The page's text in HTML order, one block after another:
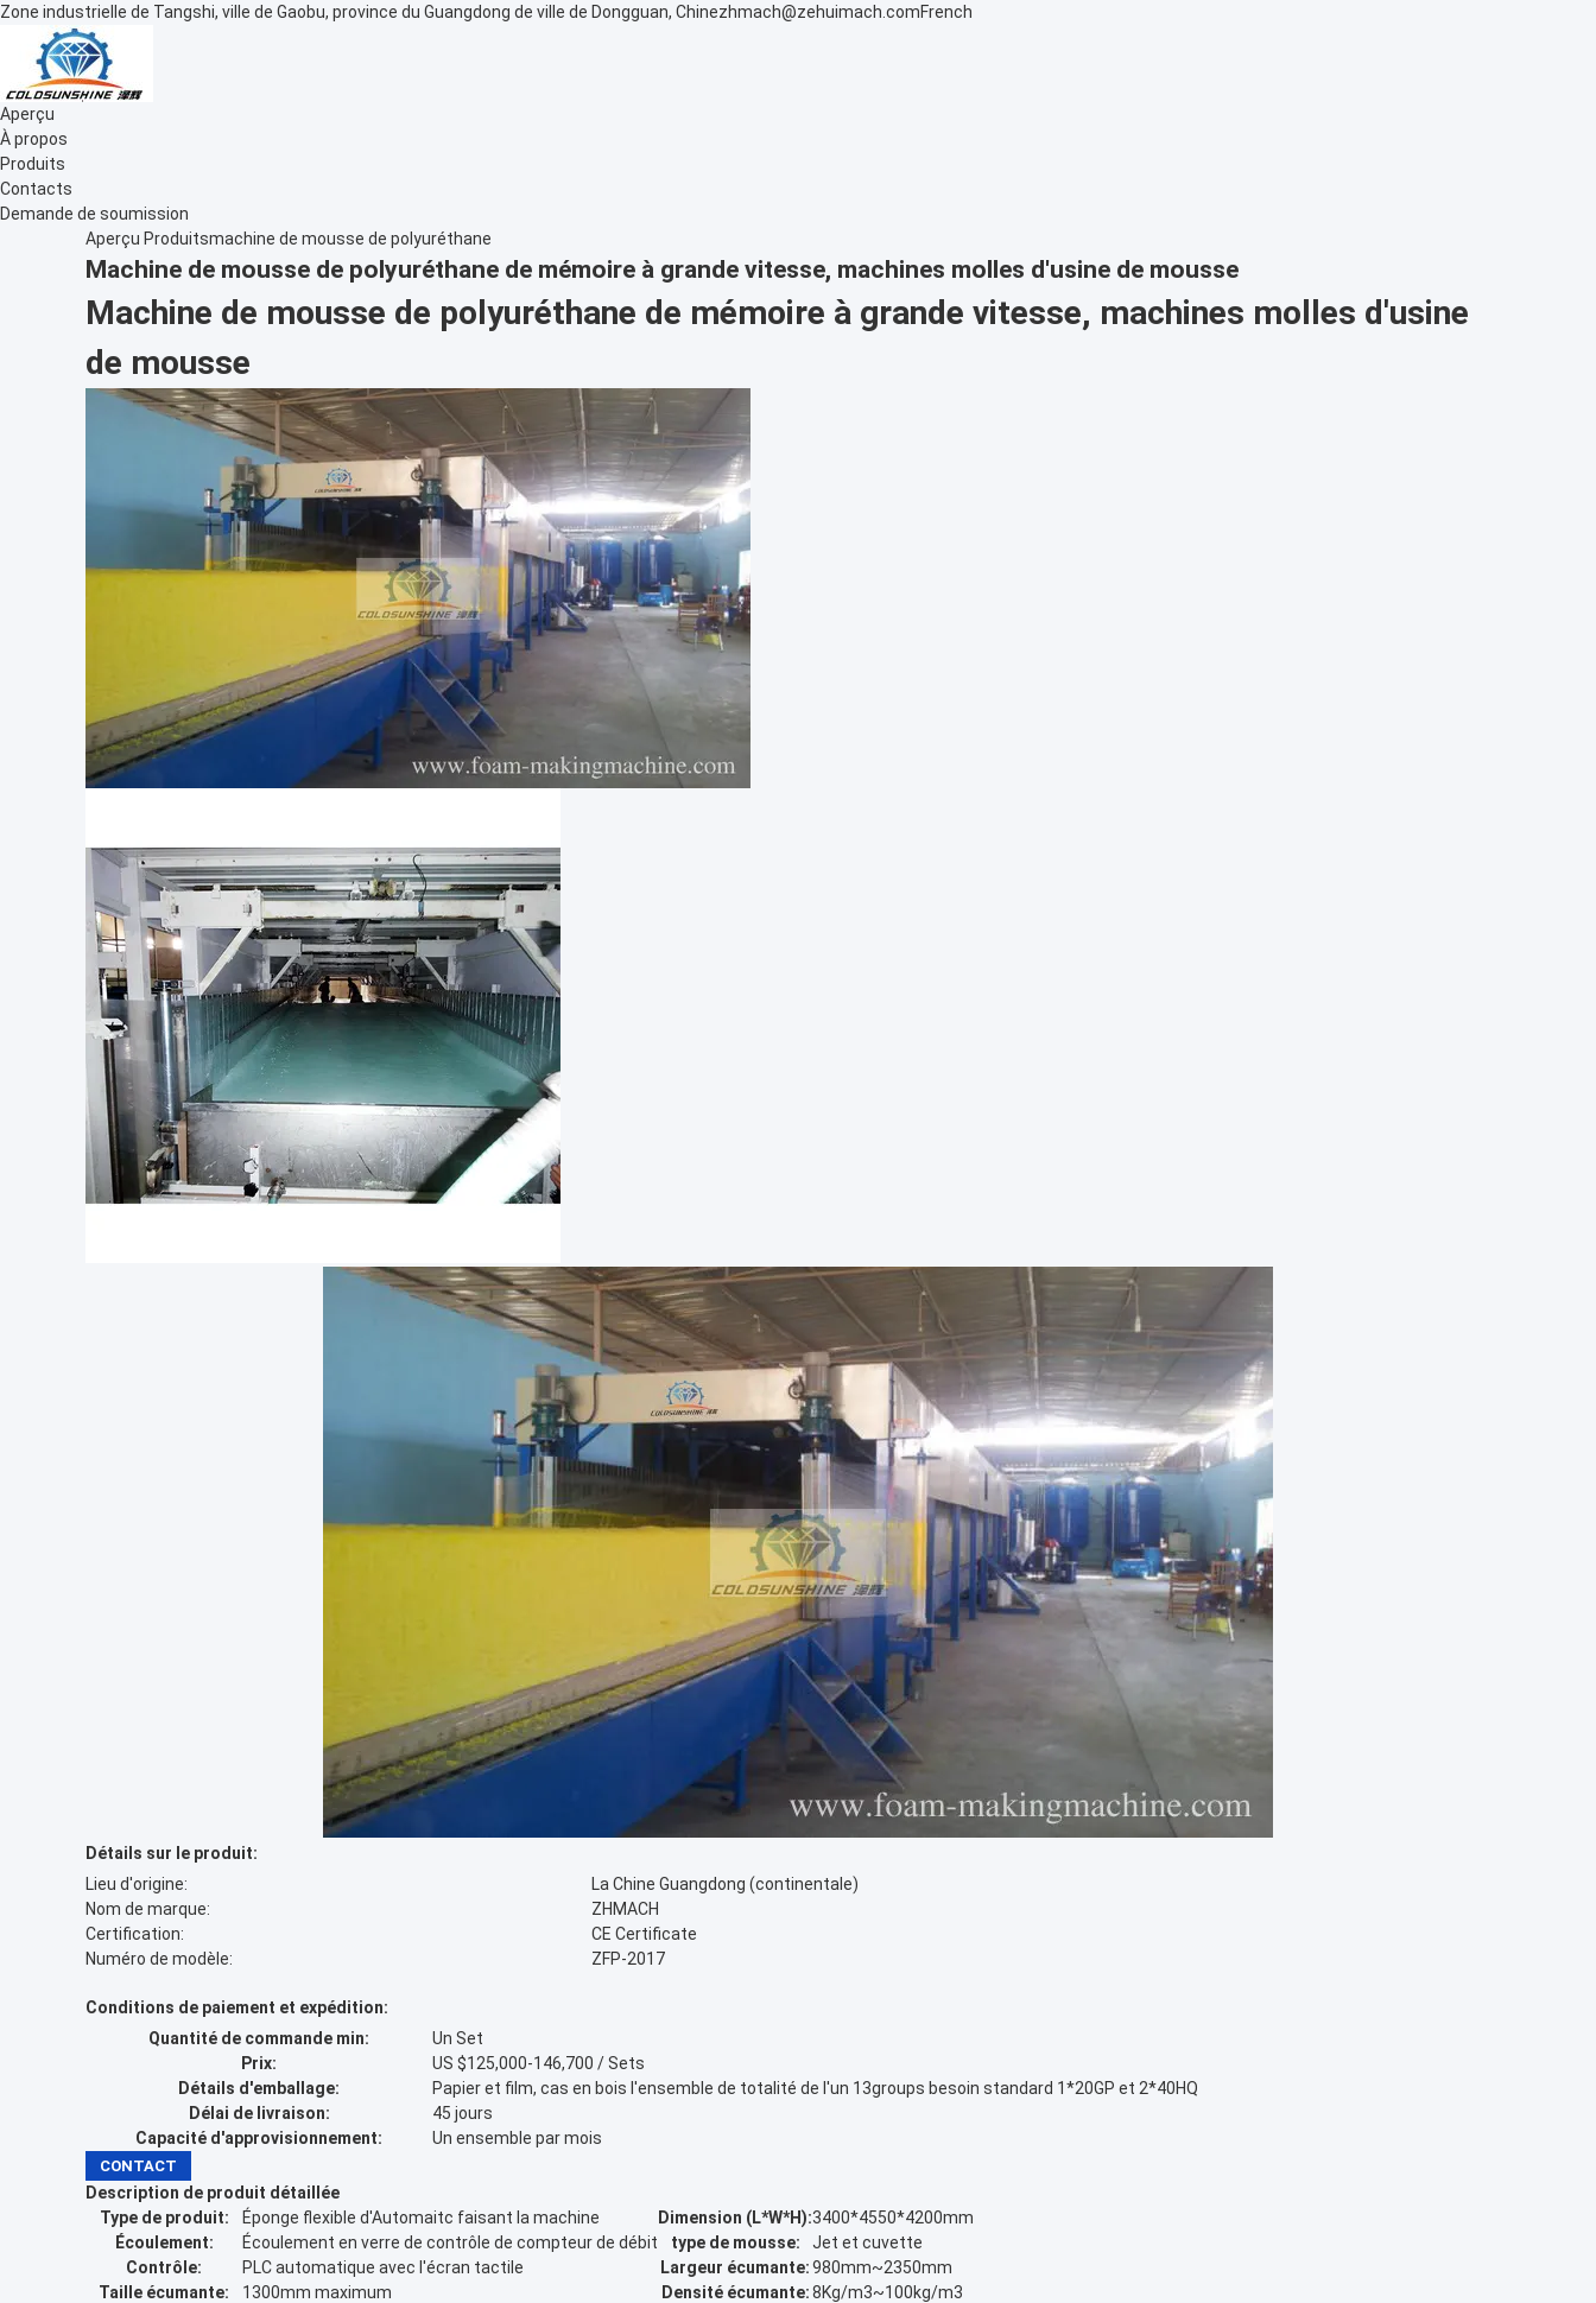
Zone industrielle de Tangshi, ville de Gaobu, province du Guangdong de ville de Dongguan, Chinezhmach@zehuimach.comFrench
Aperçu
À propos
Produits
Contacts
Demande de soumission
Aperçu Produitsmachine de mousse de polyuréthane
Machine de mousse de polyuréthane de mémoire à grande vitesse, machines molles d'usine de mousse
Machine de mousse de polyuréthane de mémoire à grande vitesse, machines molles d'usine
de mousse
Détails sur le produit:
Lieu d'origine:
La Chine Guangdong (continentale)
Nom de marque:
ZHMACH
Certification:
CE Certificate
Numéro de modèle:
ZFP-2017
Conditions de paiement et expédition:
Quantité de commande min:
Un Set
Prix:
US $125,000-146,700 / Sets
Détails d'emballage:
Papier et film, cas en bois l'ensemble de totalité de l'un 13groups besoin standard 1*20GP et 2*40HQ
Délai de livraison:
45 jours
Capacité d'approvisionnement:
Un ensemble par mois
CONTACT
Description de produit détaillée
Type de produit:
Éponge flexible d'Automaitc faisant la machine Dimension (L*W*H):3400*4550*4200mm
Écoulement:
Écoulement en verre de contrôle de compteur de débit type de mousse:
Jet et cuvette
Contrôle:
PLC automatique avec l'écran tactile Largeur écumante:980mm~2350mm
Taille écumante:
1300mm maximum Densité écumante:8Kg/m3~100kg/m3